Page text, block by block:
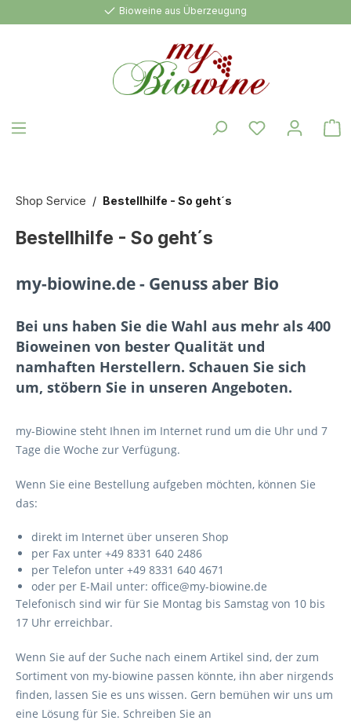
Bioweine aus Überzeugung
Shop Service Bestellhilfe - So geht´s
Bestellhilfe - So geht´s
my-biowine.de - Genuss aber Bio
Bei uns haben Sie die Wahl aus mehr als 400
Bioweinen von bester Qualität und
namhaften Herstellern. Schauen Sie sich
um, stöbern Sie in unseren Angeboten.
my-Biowine steht Ihnen im Internet rund um die Uhr und 7
Tage die Woche zur Verfügung.
Wenn Sie eine Bestellung aufgeben möchten, können Sie
das:
direkt im Internet über unseren Shop
per Fax unter +49 8331 640 2486
per Telefon unter +49 8331 640 4671
oder per E-Mail unter: office@my-biowine.de
Telefonisch sind wir für Sie Montag bis Samstag von 10 bis
17 Uhr erreichbar.
Wenn Sie auf der Suche nach einem Artikel sind, der zum
Sortiment von my-biowine passen könnte, ihn aber nirgends
finden, lassen Sie es uns wissen. Gern bemühen wir uns um
eine Lösung für Sie. Schreiben Sie an